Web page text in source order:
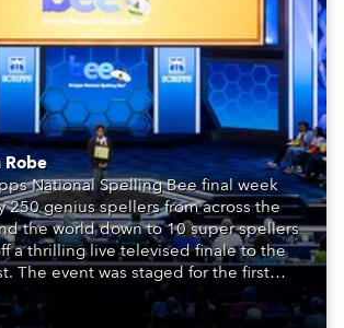
Robe
National Spelling Bee final week
250 genius spellers from across the
the world down to 10 super spellers
a thrilling live televised finale to the
The event was staged for the first
the DAR Constitution Hall in